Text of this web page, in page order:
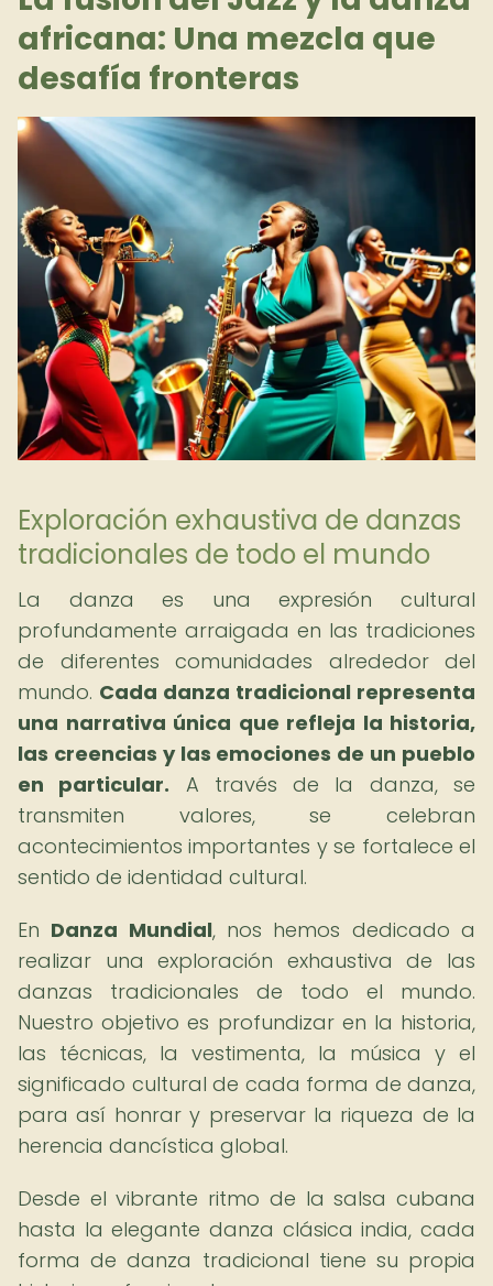
africana: Una mezcla que
desafía fronteras
Exploración exhaustiva de danzas
tradicionales de todo el mundo
La danza es una expresión cultural
profundamente arraigada en las tradiciones
de diferentes comunidades alrededor del
mundo. Cada danza tradicional representa
una narrativa única que refleja la historia,
las creencias y las emociones de un pueblo
en particular. A través de la danza, se
transmiten valores, se celebran
acontecimientos importantes y se fortalece el
sentido de identidad cultural.
En Danza Mundial, nos hemos dedicado a
realizar una exploración exhaustiva de las
danzas tradicionales de todo el mundo.
Nuestro objetivo es profundizar en la historia,
las técnicas, la vestimenta, la música y el
significado cultural de cada forma de danza,
para así honrar y preservar la riqueza de la
herencia dancística global.
Desde el vibrante ritmo de la salsa cubana
hasta la elegante danza clásica india, cada
forma de danza tradicional tiene su propia